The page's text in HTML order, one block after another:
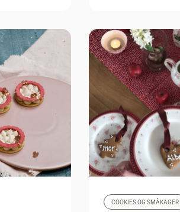
COOKIES OG SMÅKAGER